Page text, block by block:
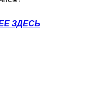
ЗДЕСЬ